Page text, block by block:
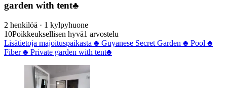
garden with tent♣
2 henkilöä · 1 kylpyhuone
10Poikkeuksellisen hyvä1 arvostelu
Lisätietoja majoituspaikasta ♣ Guyanese Secret Garden ♣ Pool ♣
Fiber ♣ Private garden with tent♣